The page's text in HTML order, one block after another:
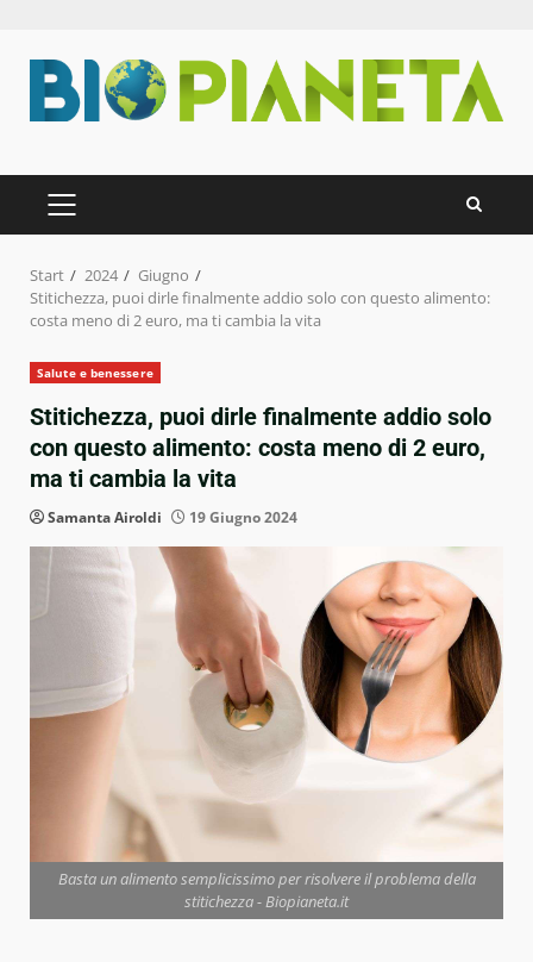
Inhalt
springen
PRIMÄRES
MENÜ
Start 2024
Giugno
Stitichezza, puoi dirle finalmente addio solo con questo alimento:
costa meno di 2 euro, ma ti cambia la vita
Salute e benessere
Stitichezza, puoi dirle finalmente addio solo
con questo alimento: costa meno di 2 euro,
ma ti cambia la vita
Samanta Airoldi 19 Giugno 2024
Basta un alimento semplicissimo per risolvere il problema della
stitichezza - Biopianeta.it